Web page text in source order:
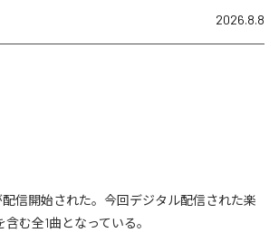
2026.8.8
配信開始された。今回デジタル配信された楽
含む全1曲となっている。